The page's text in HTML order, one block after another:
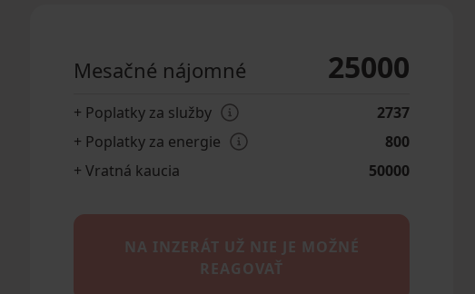
Mesačné nájomné 25000
+ Poplatky za služby
2737
+ Poplatky za energie
800
+ Vratná kaucia
50000
NA INZERÁT UŽ NIE JE MOŽNÉ
REAGOVAŤ